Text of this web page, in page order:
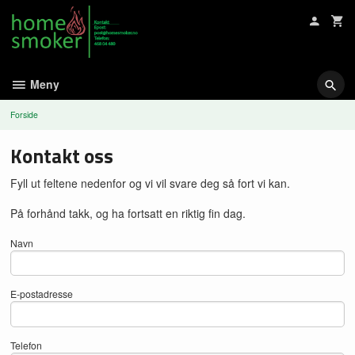
innholdet
Meny
Forside
Kontakt oss
Fyll ut feltene nedenfor og vi vil svare deg så fort vi kan.
På forhånd takk, og ha fortsatt en riktig fin dag.
Navn
E-postadresse
Telefon